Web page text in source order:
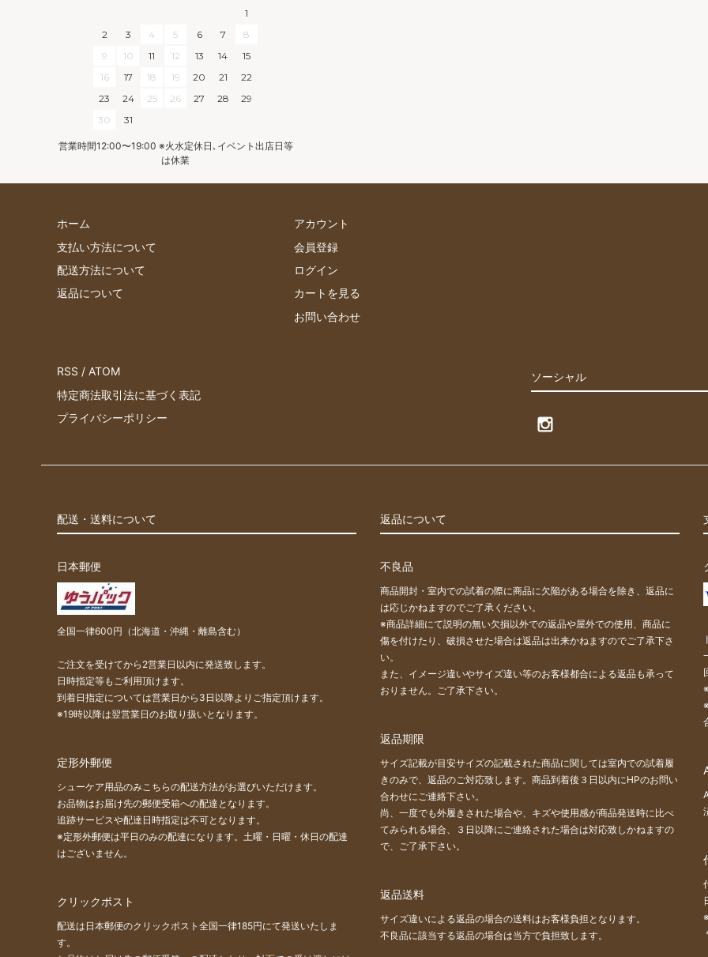
1
2
3 4 5 6 7
8
9
10 11 12 13 14
15
16
17 18 19 20 21
22
23
24 25 26 27 28
29
30
31
営業時間12:00〜19:00 ※火水定休日､イベント出店日等
は休業
ホーム
支払い方法について
配送方法について
返品について
アカウント
会員登録
ログイン
カートを見る
お問い合わせ
ソーシャル
RSS / ATOM
特定商法取引法に基づく表記
プライバシーポリシー
配送・送料について
日本郵便
全国一律600円（北海道・沖縄・離島含む）
ご注文を受けてから2営業日以内に発送致します。
日時指定等もご利用頂けます。
到着日指定については営業日から3日以降よりご指定頂けます。
※19時以降は翌営業日のお取り扱いとなります。
定形外郵便
シューケア用品のみこちらの配送方法がお選びいただけます。
お品物はお届け先の郵便受箱への配達となります。
追跡サービスや配達日時指定は不可となります。
※定形外郵便は平日のみの配達になります。土曜・日曜・休日の配達
はございません。
クリックポスト
配送は日本郵便のクリックポスト全国一律185円にて発送いたしま
す。
返品について
不良品
商品開封・室内での試着の際に商品に欠陥がある場合を除き、返品に
は応じかねますのでご了承ください。
※商品詳細にて説明の無い欠損以外での返品や屋外での使用、商品に
傷を付けたり、破損させた場合は返品は出来かねますのでご了承下さ
い。
また、イメージ違いやサイズ違い等のお客様都合による返品も承って
おりません。ご了承下さい。
返品期限
サイズ記載が目安サイズの記載された商品に関しては室内での試着履
きのみで、返品のご対応致します。商品到着後３日以内にHPのお問い
合わせにご連絡下さい。
尚、一度でも外履きされた場合や、キズや使用感が商品発送時に比べ
てみられる場合、３日以降にご連絡された場合は対応致しかねますの
で、ご了承下さい。
返品送料
サイズ違いによる返品の場合の送料はお客様負担となります。
不良品に該当する返品の場合は当方で負担致します。